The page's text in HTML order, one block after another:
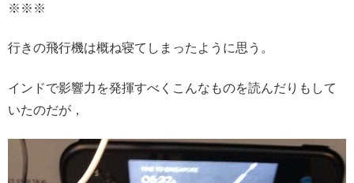
※※※
行きの飛行機は概ね寝てしまったように思う。
インドで影響力を発揮すべくこんなものを読んだりもして
いたのだが，